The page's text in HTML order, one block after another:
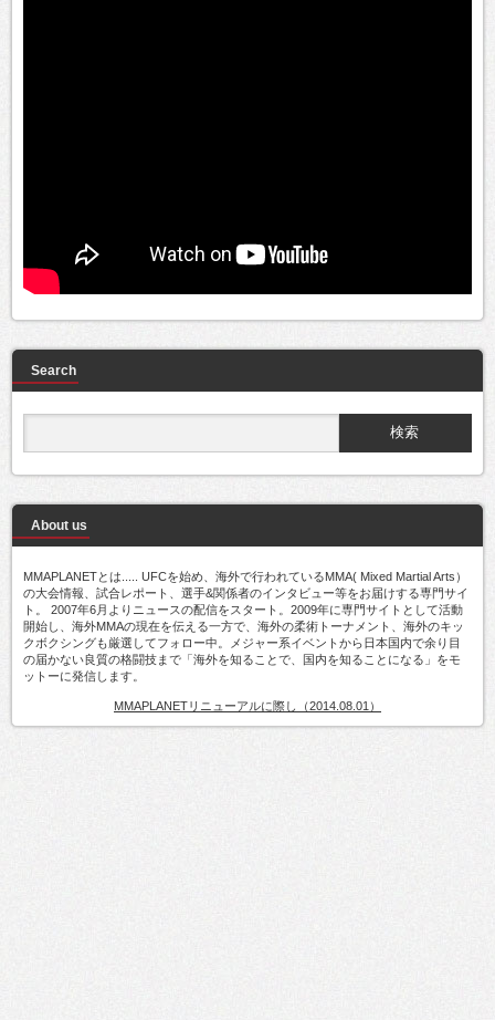
Search
About us
MMAPLANETとは..... UFCを始め、海外で行われているMMA( Mixed Martial Arts）
の大会情報、試合レポート、選手&関係者のインタビュー等をお届けする専門サイ
ト。 2007年6月よりニュースの配信をスタート。2009年に専門サイトとして活動
開始し、海外MMAの現在を伝える一方で、海外の柔術トーナメント、海外のキッ
クボクシングも厳選してフォロー中。メジャー系イベントから日本国内で余り目
の届かない良質の格闘技まで「海外を知ることで、国内を知ることになる」をモ
ットーに発信します。
MMAPLANETリニューアルに際し（2014.08.01）